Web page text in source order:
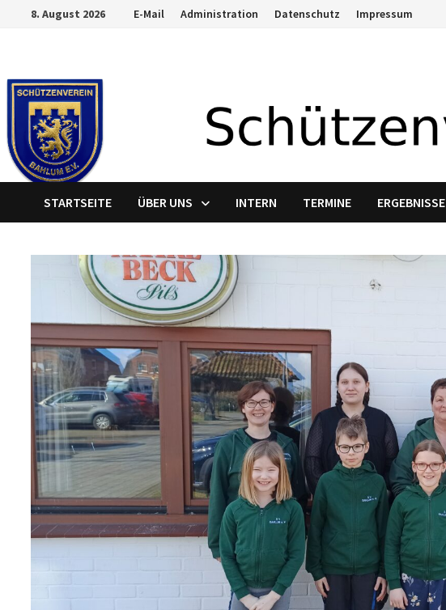
8. August 2026 E-Mail Administration Datenschutz Impressum
STARTSEITE ÜBER UNS INTERN TERMINE ERGEBNISSE